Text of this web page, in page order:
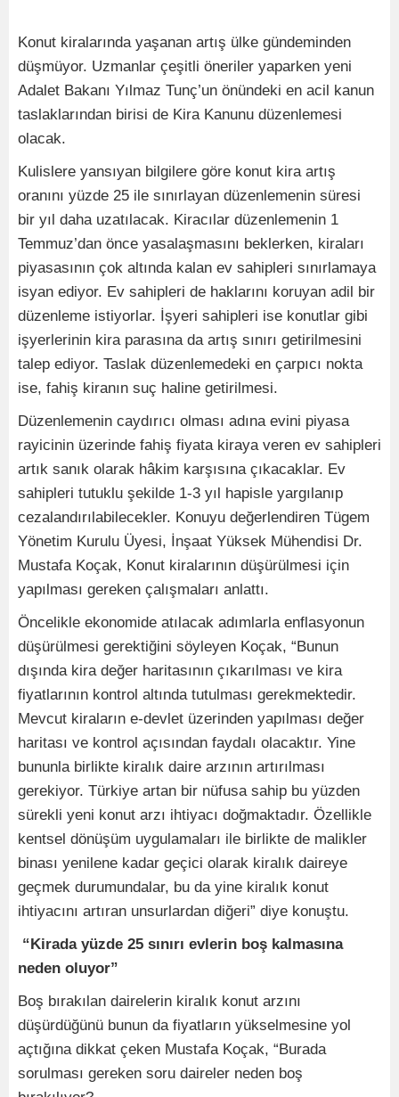
Konut kiralarında yaşanan artış ülke gündeminden
düşmüyor. Uzmanlar çeşitli öneriler yaparken yeni
Adalet Bakanı Yılmaz Tunç’un önündeki en acil kanun
taslaklarından birisi de Kira Kanunu düzenlemesi
olacak.
Kulislere yansıyan bilgilere göre konut kira artış
oranını yüzde 25 ile sınırlayan düzenlemenin süresi
bir yıl daha uzatılacak. Kiracılar düzenlemenin 1
Temmuz’dan önce yasalaşmasını beklerken, kiraları
piyasasının çok altında kalan ev sahipleri sınırlamaya
isyan ediyor. Ev sahipleri de haklarını koruyan adil bir
düzenleme istiyorlar. İşyeri sahipleri ise konutlar gibi
işyerlerinin kira parasına da artış sınırı getirilmesini
talep ediyor. Taslak düzenlemedeki en çarpıcı nokta
ise, fahiş kiranın suç haline getirilmesi.
Düzenlemenin caydırıcı olması adına evini piyasa
rayicinin üzerinde fahiş fiyata kiraya veren ev sahipleri
artık sanık olarak hâkim karşısına çıkacaklar. Ev
sahipleri tutuklu şekilde 1-3 yıl hapisle yargılanıp
cezalandırılabilecekler. Konuyu değerlendiren Tügem
Yönetim Kurulu Üyesi, İnşaat Yüksek Mühendisi Dr.
Mustafa Koçak, Konut kiralarının düşürülmesi için
yapılması gereken çalışmaları anlattı.
Öncelikle ekonomide atılacak adımlarla enflasyonun
düşürülmesi gerektiğini söyleyen Koçak, “Bunun
dışında kira değer haritasının çıkarılması ve kira
fiyatlarının kontrol altında tutulması gerekmektedir.
Mevcut kiraların e-devlet üzerinden yapılması değer
haritası ve kontrol açısından faydalı olacaktır. Yine
bununla birlikte kiralık daire arzının artırılması
gerekiyor. Türkiye artan bir nüfusa sahip bu yüzden
sürekli yeni konut arzı ihtiyacı doğmaktadır. Özellikle
kentsel dönüşüm uygulamaları ile birlikte de malikler
binası yenilene kadar geçici olarak kiralık daireye
geçmek durumundalar, bu da yine kiralık konut
ihtiyacını artıran unsurlardan diğeri” diye konuştu.
“Kirada yüzde 25 sınırı evlerin boş kalmasına
neden oluyor”
Boş bırakılan dairelerin kiralık konut arzını
düşürdüğünü bunun da fiyatların yükselmesine yol
açtığına dikkat çeken Mustafa Koçak, “Burada
sorulması gereken soru daireler neden boş